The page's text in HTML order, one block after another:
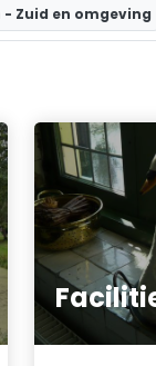
- Zuid en omgeving